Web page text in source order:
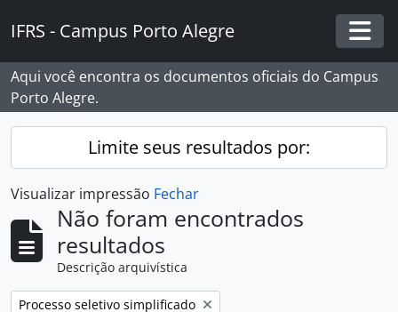
IFRS - Campus Porto Alegre
Aqui você encontra os documentos oficiais do Campus
Porto Alegre.
Limite seus resultados por:
Visualizar impressão Fechar
Não foram encontrados
resultados
Descrição arquivística
Remover filtro:
Processo seletivo simplificado